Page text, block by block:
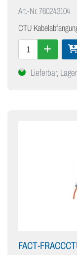
Art.-Nr.760243104
CTU
Lieferbar,
FACT-